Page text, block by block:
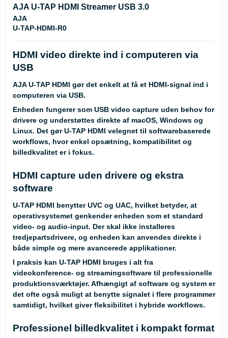
AJA U-TAP HDMI Streamer USB 3.0
AJA
U-TAP-HDMI-R0
HDMI video direkte ind i computeren via
USB
AJA U-TAP HDMI gør det enkelt at få et HDMI-signal ind i
computeren via USB.
Enheden fungerer som USB video capture uden behov for
drivere og understøttes direkte af macOS, Windows og
Linux. Det gør U-TAP HDMI velegnet til softwarebaserede
workflows, hvor enkel opsætning, kompatibilitet og
billedkvalitet er i fokus.
HDMI capture uden drivere og ekstra
software
U-TAP HDMI benytter UVC og UAC, hvilket betyder, at
operativsystemet genkender enheden som et standard
video- og audio-input. Der skal ikke installeres
tredjepartsdrivere, og enheden kan anvendes direkte i
både simple og mere avancerede applikationer.
I praksis kan U-TAP HDMI bruges i alt fra
videokonference- og streamingsoftware til professionelle
produktionsværktøjer. Afhængigt af software og system er
det ofte også muligt at benytte signalet i flere programmer
samtidigt, hvilket giver fleksibilitet i hybride workflows.
Professionel billedkvalitet i kompakt format